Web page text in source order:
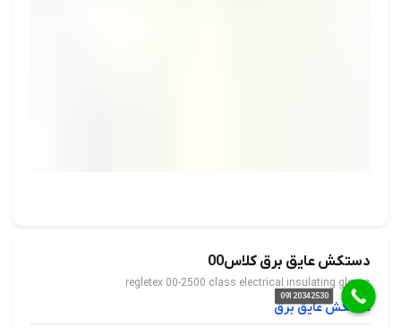
دستکش عایق برق کلاس00
regletex 00-2500 class electrical insulating gloves
دستکش عایق برق
09120342530